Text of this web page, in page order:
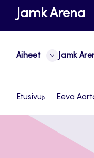
SiirryJamk Arena
Aiheet Jamk
Etusivu Eeva